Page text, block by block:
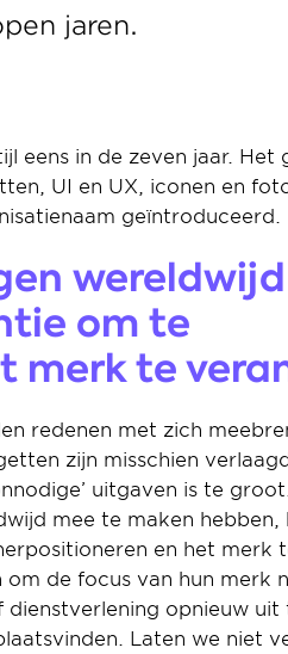
jaren.
eens in de zeven jaar.
UI en UX, iconen en
geïntroduceerd.
wereldwijd
om te
merk te
redenen met zich
zijn misschien
uitgaven is te
mee te maken
en het merk
de focus van hun merk
opnieuw
Laten we niet